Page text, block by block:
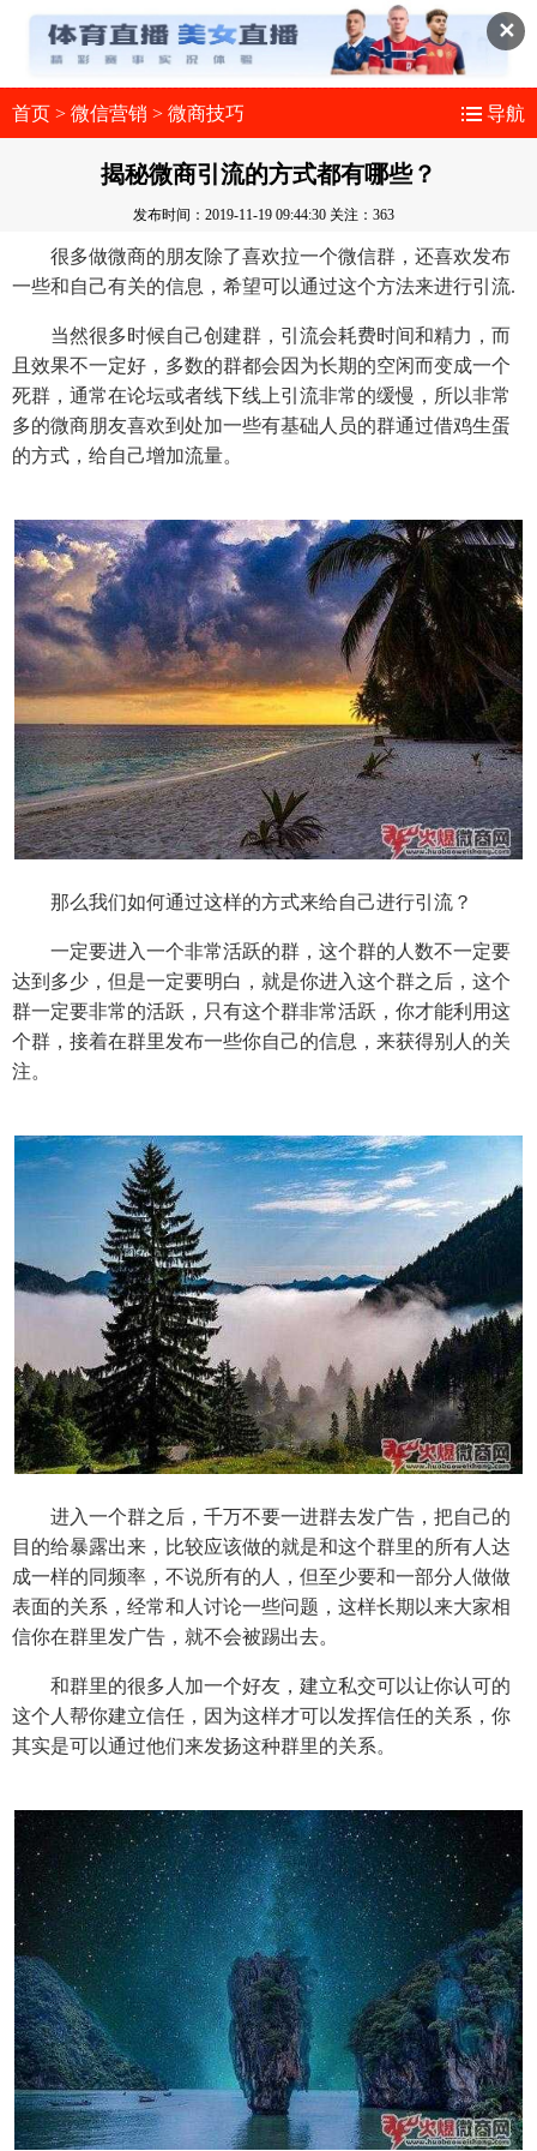
✕
首页 > 微信营销 > 微商技巧 导航
揭秘微商引流的方式都有哪些？
发布时间：2019-11-19 09:44:30 关注：363
很多做微商的朋友除了喜欢拉一个微信群，还喜欢发布
一些和自己有关的信息，希望可以通过这个方法来进行引流.
当然很多时候自己创建群，引流会耗费时间和精力，而
且效果不一定好，多数的群都会因为长期的空闲而变成一个
死群，通常在论坛或者线下线上引流非常的缓慢，所以非常
多的微商朋友喜欢到处加一些有基础人员的群通过借鸡生蛋
的方式，给自己增加流量。
那么我们如何通过这样的方式来给自己进行引流？
一定要进入一个非常活跃的群，这个群的人数不一定要
达到多少，但是一定要明白，就是你进入这个群之后，这个
群一定要非常的活跃，只有这个群非常活跃，你才能利用这
个群，接着在群里发布一些你自己的信息，来获得别人的关
注。
进入一个群之后，千万不要一进群去发广告，把自己的
目的给暴露出来，比较应该做的就是和这个群里的所有人达
成一样的同频率，不说所有的人，但至少要和一部分人做做
表面的关系，经常和人讨论一些问题，这样长期以来大家相
信你在群里发广告，就不会被踢出去。
和群里的很多人加一个好友，建立私交可以让你认可的
这个人帮你建立信任，因为这样才可以发挥信任的关系，你
其实是可以通过他们来发扬这种群里的关系。